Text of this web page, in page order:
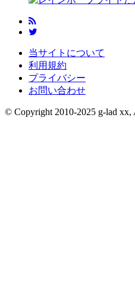
当サイトについて
利用規約
プライバシー
お問い合わせ
© Copyright 2010-2025 g-lad xx,